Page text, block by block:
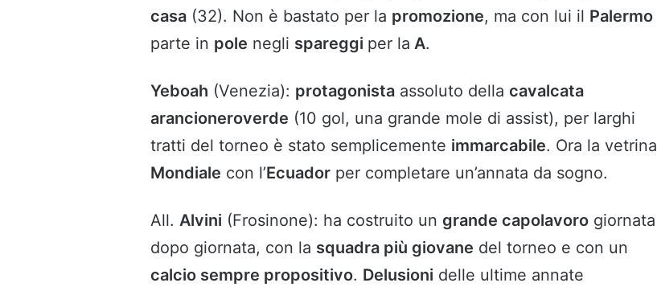
casa (32). Non è bastato per la promozione, ma con lui il Palermo
parte in pole negli spareggi per la A.
Yeboah (Venezia): protagonista assoluto della cavalcata
arancioneroverde (10 gol, una grande mole di assist), per larghi
tratti del torneo è stato semplicemente immarcabile. Ora la vetrina
Mondiale con l’Ecuador per completare un’annata da sogno.
All. Alvini (Frosinone): ha costruito un grande capolavoro giornata
dopo giornata, con la squadra più giovane del torneo e con un
calcio sempre propositivo. Delusioni delle ultime annate